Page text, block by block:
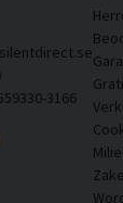
3166